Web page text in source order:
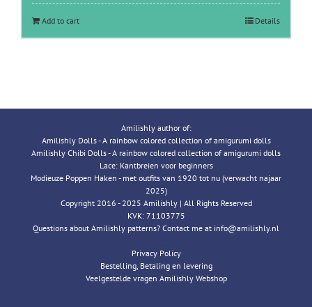
Add to cart Details
Amilishly author of:
Amilishly Dolls - A rainbow colored collection of amigurumi dolls
Amilishly Chibi Dolls - A rainbow colored collection of amigurumi dolls
Lace: Kantbreien voor beginners
Modieuze Poppen Haken - met outfits van 1920 tot nu (verwacht najaar
2025)
Copyright 2016 - 2025 Amilishly | All Rights Reserved
KVK: 71103775
Questions about Amilishly patterns? Contact me at info@amilishly.nl
Privacy Policy
Bestelling, Betaling en levering
Veelgestelde vragen Amilishly Webshop